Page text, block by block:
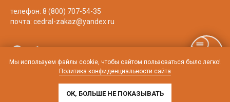
Мы используем файлы cookie, чтобы сайтом пользоваться было легко!
Политика конфиденциальности сайта
ОК, БОЛЬШЕ НЕ ПОКАЗЫВАТЬ
телефон: 8 (800) 707-54-35
почта: cedral-zakaz@yandex.ru